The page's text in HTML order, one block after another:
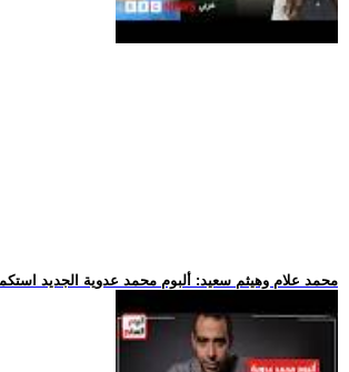
.. محمد علام وهيثم سعيد: ألبوم محمد عدوية الجديد